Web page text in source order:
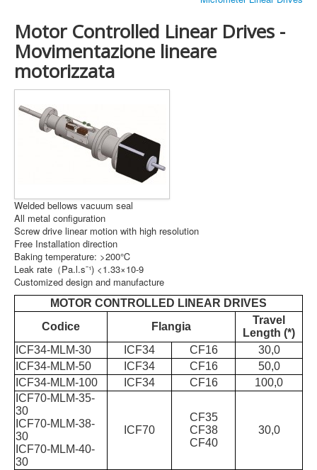
Vedi Documenti relativi alla e-Privacy Directive
View GDPR Documents
Session Cookie
cookie is
randomly
generated.
plg_system_eprivacy .www.pramashop.com
Acceptance
Privacy
_GRECAPTCHA https://www.google.com
Security for
This cookie
used to
Accetto Rifiuto
Motor Controlled Linear Drives -
Movimentazione lineare
motorizzata
Welded bellows vacuum seal
All metal configuration
Screw drive linear motion with high resolution
Free Installation direction
Baking temperature: >200℃
Leak rate（Pa.l.sˉ¹) <1.33×10-9
Customized design and manufacture
MOTOR CONTROLLED LINEAR DRIVES
Codice
Flangia
Travel
Length (*)
ICF34-MLM-30
ICF34 CF16
30,0
ICF34-MLM-50
ICF34 CF16
50,0
ICF34-MLM-100
ICF34 CF16
100,0
ICF70-MLM-35-
30
ICF70-MLM-38-
30
ICF70-MLM-40-
30
ICF70
CF35
CF38
CF40
30,0